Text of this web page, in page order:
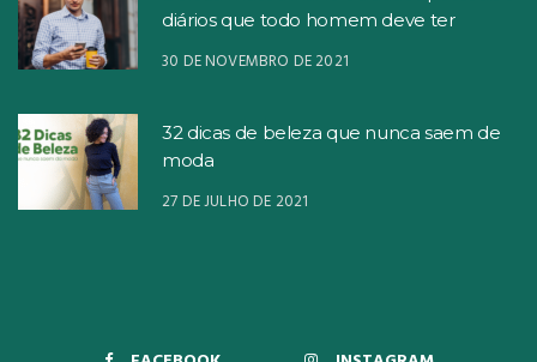
diários que todo homem deve ter
30 DE NOVEMBRO DE 2021
32 dicas de beleza que nunca saem de
moda
27 DE JULHO DE 2021